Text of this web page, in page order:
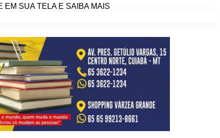
SUA TELA E SAIBA MAIS